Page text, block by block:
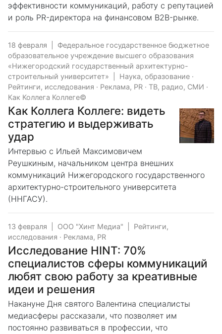
эффективности коммуникаций, работу с репутацией
и роль PR-директора на финансовом B2B-рынке.
18 февраля
Федеральное государственное бюджетное
образовательное учреждение высшего образования
«Нижегородский государственный архитектурно-
строительный университет»
Наука, образование ·
Рейтинги, исследования · Реклама, PR · ТВ, радио, СМИ ·
Как Коллега Коллеге©
Как Коллега Коллеге: видеть
стратегию и выдерживать
удар
Интервью с Ильей Максимовичем
Реушкиным, начальником центра внешних
коммуникаций Нижегородского государственного
архитектурно-строительного университета
(ННГАСУ).
13 февраля ООО "Хинт Медиа"
Рейтинги,
исследования · Реклама, PR
Исследование HINT: 70%
специалистов сферы коммуникаций
любят свою работу за креативные
идеи и решения
Накануне Дня святого Валентина специалисты
медиасферы рассказали, что позволяет им
постоянно развиваться в профессии, что